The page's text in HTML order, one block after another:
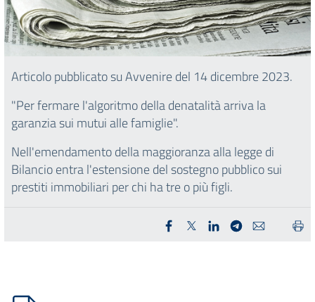
Articolo pubblicato su Avvenire del 14 dicembre 2023.
"Per fermare l'algoritmo della denatalità arriva la
garanzia sui mutui alle famiglie".
Nell'emendamento della maggioranza alla legge di
Bilancio entra l'estensione del sostegno pubblico sui
prestiti immobiliari per chi ha tre o più figli.